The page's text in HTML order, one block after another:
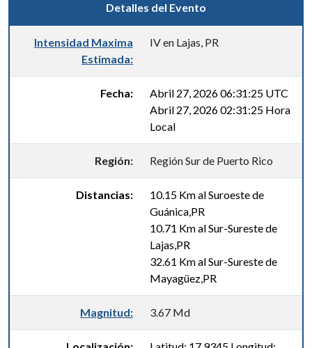
Detalles del Evento
Intensidad Maxima
Estimada:
IV en Lajas, PR
Fecha:
Abril 27, 2026 06:31:25 UTC
Abril 27, 2026 02:31:25 Hora
Local
Región: Región Sur de Puerto Rico
Distancias:
10.15 Km al Suroeste de
Guánica,PR
10.71 Km al Sur-Sureste de
Lajas,PR
32.61 Km al Sur-Sureste de
Mayagüez,PR
Magnitud: 3.67 Md